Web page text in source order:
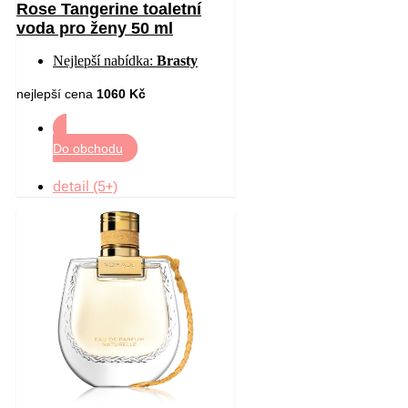
Rose Tangerine toaletní
voda pro ženy 50 ml
Nejlepší nabídka: Brasty
nejlepší cena 1060 Kč
Do obchodu
detail (5+)